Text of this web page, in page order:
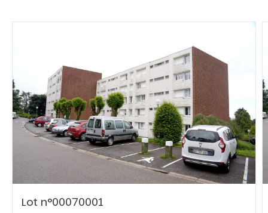
Vous recherchez&nbsp;:
Lot n°00070001